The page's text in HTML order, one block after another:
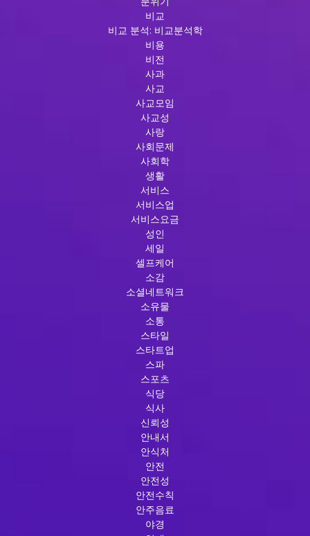
비교
비교 분석: 비교분석학
비용
비전
사과
사교
사교모임
사교성
사랑
사회문제
사회학
생활
서비스
서비스업
서비스요금
성인
세일
셀프케어
소감
소셜네트워크
소유물
소통
스타일
스타트업
스파
스포츠
식당
식사
신뢰성
안내서
안식처
안전
안전성
안전수칙
안주음료
야경